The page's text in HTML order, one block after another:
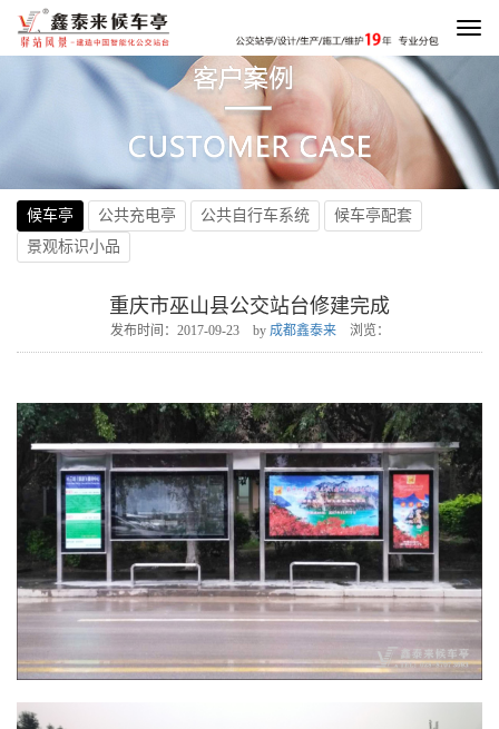
候车亭 公共充电亭 公共自行车系统
候车亭配套
景观标识小品
重庆市巫山县公交站台修建完成
发布时间：2017-09-23 by 成都鑫泰来浏览：